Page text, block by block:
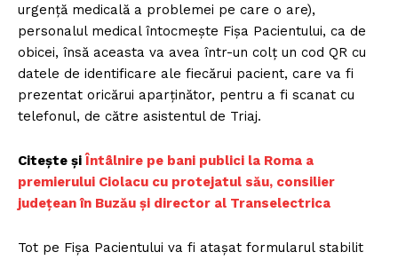
urgență medicală a problemei pe care o are),
personalul medical întocmește Fișa Pacientului, ca de
obicei, însă aceasta va avea într-un colț un cod QR cu
datele de identificare ale fiecărui pacient, care va fi
prezentat oricărui aparținător, pentru a fi scanat cu
telefonul, de către asistentul de Triaj.
Citește șiÎntâlnire pe bani publici la Roma a
premierului Ciolacu cu protejatul său, consilier
județean în Buzău și director al Transelectrica
Tot pe Fișa Pacientului va fi atașat formularul stabilit